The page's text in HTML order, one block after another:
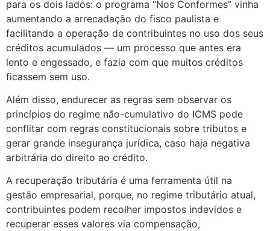
para os dois lados: o programa “Nos Conformes” vinha
aumentando a arrecadação do fisco paulista e
facilitando a operação de contribuintes no uso dos seus
créditos acumulados — um processo que antes era
lento e engessado, e fazia com que muitos créditos
ficassem sem uso.
Além disso, endurecer as regras sem observar os
princípios do regime não-cumulativo do ICMS pode
conflitar com regras constitucionais sobre tributos e
gerar grande insegurança jurídica, caso haja negativa
arbitrária do direito ao crédito.
A recuperação tributária é uma ferramenta útil na
gestão empresarial, porque, no regime tributário atual,
contribuintes podem recolher impostos indevidos e
recuperar esses valores via compensação,